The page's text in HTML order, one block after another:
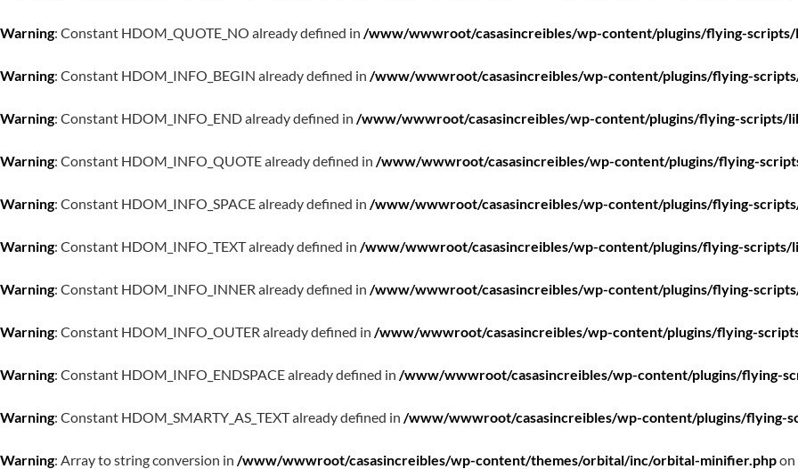
Warning: Constant HDOM_QUOTE_NO already defined in /www/wwwroot/casasincreibles/wp-content/plugins/flying-scripts/
Warning: Constant HDOM_INFO_BEGIN already defined in /www/wwwroot/casasincreibles/wp-content/plugins/flying-
Warning: Constant HDOM_INFO_END already defined in /www/wwwroot/casasincreibles/wp-content/plugins/flying-scripts/
Warning: Constant HDOM_INFO_QUOTE already defined in /www/wwwroot/casasincreibles/wp-content/plugins/flying-
Warning: Constant HDOM_INFO_SPACE already defined in /www/wwwroot/casasincreibles/wp-content/plugins/flying-
Warning: Constant HDOM_INFO_TEXT already defined in /www/wwwroot/casasincreibles/wp-content/plugins/flying-scripts/
Warning: Constant HDOM_INFO_INNER already defined in /www/wwwroot/casasincreibles/wp-content/plugins/flying-
Warning: Constant HDOM_INFO_OUTER already defined in /www/wwwroot/casasincreibles/wp-content/plugins/flying-
Warning: Constant HDOM_INFO_ENDSPACE already defined in /www/wwwroot/casasincreibles/wp-content/plugins/flying-
Warning: Constant HDOM_SMARTY_AS_TEXT already defined in /www/wwwroot/casasincreibles/wp-content/plugins/flying-
Warning: Array to string conversion in /www/wwwroot/casasincreibles/wp-content/themes/orbital/inc/orbital-minifier.php